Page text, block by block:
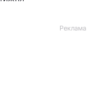
Реклама